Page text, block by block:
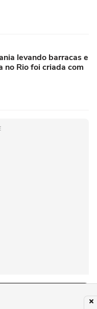
levando barracas e
no Rio foi criada com